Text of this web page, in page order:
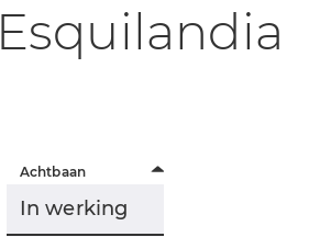
Esquilandia
Achtbaan
In werking